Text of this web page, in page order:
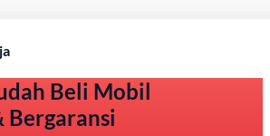
Beli Mobil
Bergaransi